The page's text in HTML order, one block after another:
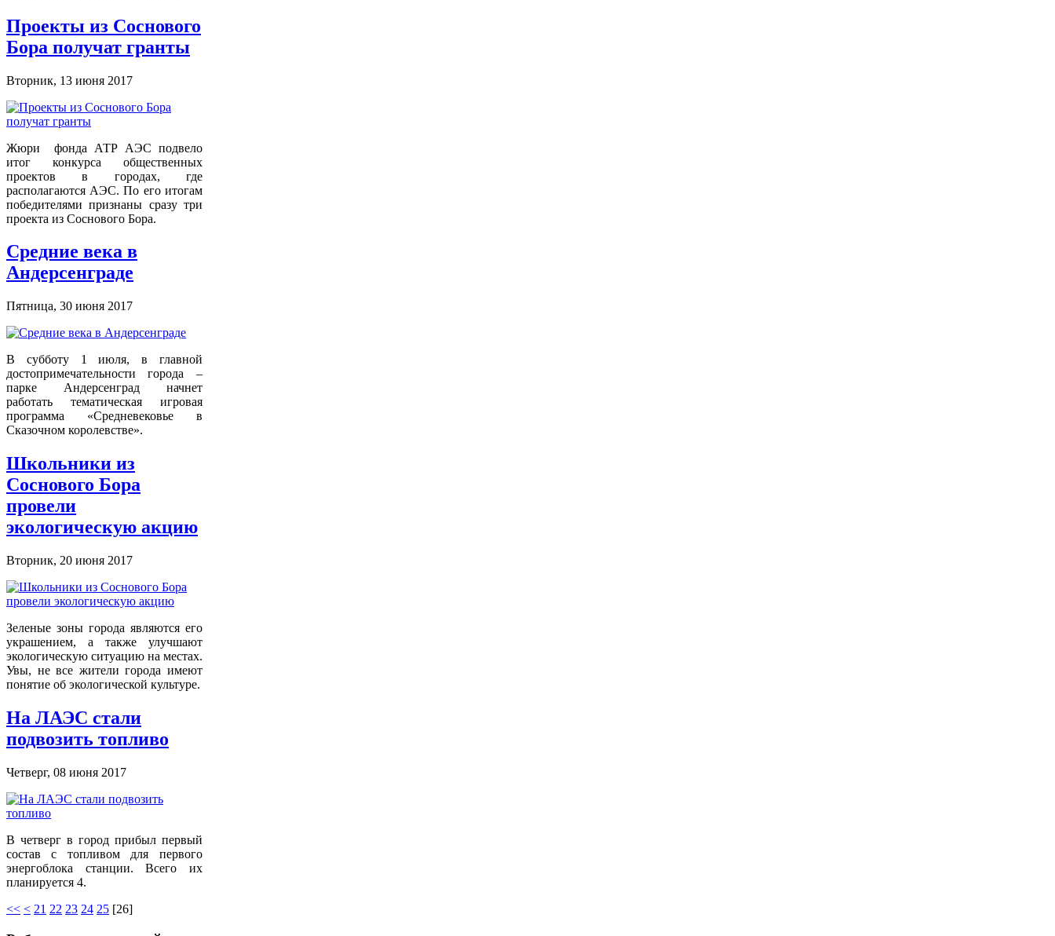
Проекты из Соснового
Бора получат гранты
Вторник, 13 июня 2017
Жюри фонда АТР АЭС подвело
итог конкурса общественных
проектов в городах, где
располагаются АЭС. По его итогам
победителями признаны сразу три
проекта из Соснового Бора.
Средние века в
Андерсенграде
Пятница, 30 июня 2017
В субботу 1 июля, в главной
достопримечательности города –
парке Андерсенград начнет
работать тематическая игровая
программа «Средневековье в
Сказочном королевстве».
Школьники из
Соснового Бора
провели
экологическую акцию
Вторник, 20 июня 2017
Зеленые зоны города являются его
украшением, а также улучшают
экологическую ситуацию на местах.
Увы, не все жители города имеют
понятие об экологической культуре.
На ЛАЭС стали
подвозить топливо
Четверг, 08 июня 2017
В четверг в город прибыл первый
состав с топливом для первого
энергоблока станции. Всего их
планируется 4.
<< < 21 22 23 24 25 [26]